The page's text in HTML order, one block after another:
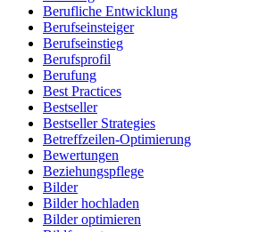
Berufliche Entwicklung
Berufseinsteiger
Berufseinstieg
Berufsprofil
Berufung
Best Practices
Bestseller
Bestseller Strategies
Betreffzeilen-Optimierung
Bewertungen
Beziehungspflege
Bilder
Bilder hochladen
Bilder optimieren